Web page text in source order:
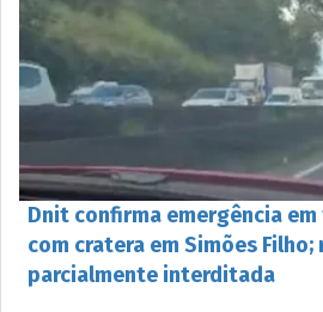
Dnit confirma emergência em
com cratera em Simões
parcialmente interditada